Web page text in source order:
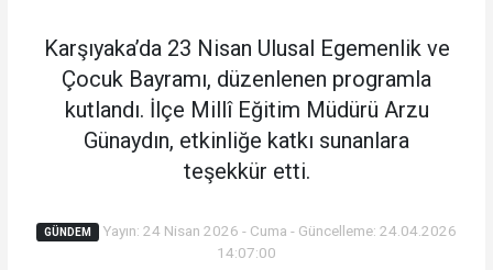
Karşıyaka’da 23 Nisan Ulusal Egemenlik ve
Çocuk Bayramı, düzenlenen programla
kutlandı. İlçe Millî Eğitim Müdürü Arzu
Günaydın, etkinliğe katkı sunanlara
teşekkür etti.
GÜNDEM
Yayın: 24 Nisan 2026 - Cuma - Güncelleme: 24.04.2026
14:07:00